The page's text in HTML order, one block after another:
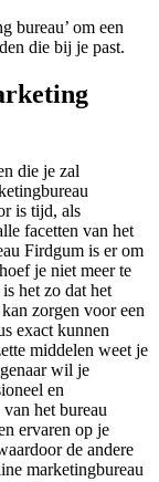
bureau’ om een
die bij je past.
die je zal
is tijd, als
facetten van het
Firdgum is er om
je niet meer te
het zo dat het
zorgen voor een
exact kunnen
middelen weet je
wil je
en
het bureau
ervaren op je
de andere
marketingbureau